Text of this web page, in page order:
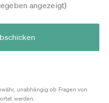
angezeigt)
unabhängig ob Fragen von
werden.